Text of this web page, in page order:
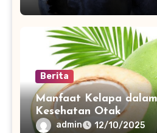
Berita
Manfaat Kelapa
Kesehatan Otak
admin 12/10/2025